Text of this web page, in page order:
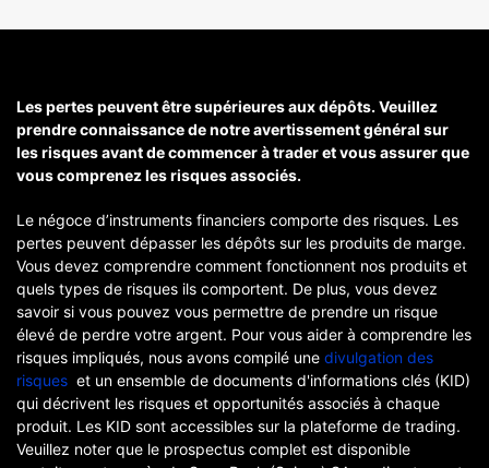
Les pertes peuvent être supérieures aux dépôts. Veuillez
prendre connaissance de notre avertissement général sur
les risques avant de commencer à trader et vous assurer que
vous comprenez les risques associés.
Le négoce d’instruments financiers comporte des risques. Les
pertes peuvent dépasser les dépôts sur les produits de marge.
Vous devez comprendre comment fonctionnent nos produits et
quels types de risques ils comportent. De plus, vous devez
savoir si vous pouvez vous permettre de prendre un risque
élevé de perdre votre argent. Pour vous aider à comprendre les
risques impliqués, nous avons compilé une divulgation des
risques et un ensemble de documents d'informations clés (KID)
qui décrivent les risques et opportunités associés à chaque
produit. Les KID sont accessibles sur la plateforme de trading.
Veuillez noter que le prospectus complet est disponible